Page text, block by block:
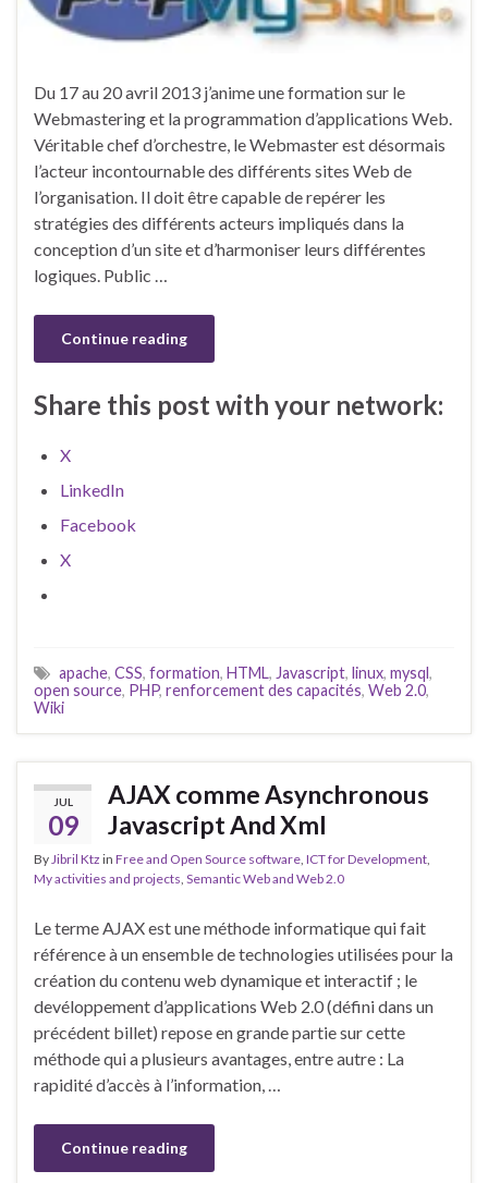
Du 17 au 20 avril 2013 j’anime une formation sur le
Webmastering et la programmation d’applications Web.
Véritable chef d’orchestre, le Webmaster est désormais
l’acteur incontournable des différents sites Web de
l’organisation. Il doit être capable de repérer les
stratégies des différents acteurs impliqués dans la
conception d’un site et d’harmoniser leurs différentes
logiques. Public …
Continue reading
Share this post with your network:
X
LinkedIn
Facebook
X
apache, CSS, formation, HTML, Javascript, linux, mysql,
open source, PHP, renforcement des capacités, Web 2.0,
Wiki
JUL
09
AJAX comme Asynchronous
Javascript And Xml
By Jibril Ktz in Free and Open Source software ICT for Development
My activities and projects Semantic Web and Web 2.0
Le terme AJAX est une méthode informatique qui fait
référence à un ensemble de technologies utilisées pour la
création du contenu web dynamique et interactif ; le
devéloppement d’applications Web 2.0 (défini dans un
précédent billet) repose en grande partie sur cette
méthode qui a plusieurs avantages, entre autre : La
rapidité d’accès à l’information, …
Continue reading